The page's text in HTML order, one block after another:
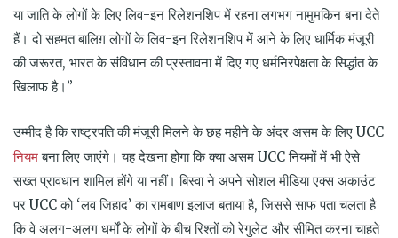
या जाति के लोगों के लिए लिव-इन रिलेशनशिप में रहना लगभग नामुमकिन बना देते
हैं। दो सहमत बालिग़ लोगों के लिव-इन रिलेशनशिप में आने के लिए धार्मिक मंजूरी
की जरूरत, भारत के संविधान की प्रस्तावना में दिए गए धर्मनिरपेक्षता के सिद्धांत के
खिलाफ है।”
उम्मीद है कि राष्ट्रपति की मंजूरी मिलने के छह महीने के अंदर असम के लिए UCC
नियमबना लिए जाएंगे। यह देखना होगा कि क्या असम UCC नियमों में भी ऐसे
सख्त प्रावधान शामिल होंगे या नहीं। बिस्वा ने अपने सोशल मीडिया एक्स अकाउंट
पर UCC को ‘लव जिहाद’ का रामबाण इलाज बताया है, जिससे साफ पता चलता है
कि वे अलग-अलग धर्मों के लोगों के बीच रिश्तों को रेगुलेट और सीमित करना चाहते